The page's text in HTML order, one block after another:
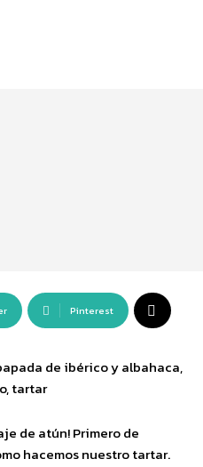
Pinterest
de ibérico y albahaca,
tartar
de atún! Primero de
hacemos nuestro tartar.